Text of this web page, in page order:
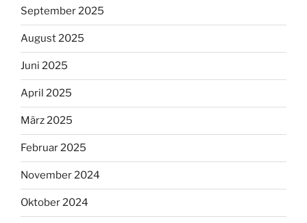
September 2025
August 2025
Juni 2025
April 2025
März 2025
Februar 2025
November 2024
Oktober 2024